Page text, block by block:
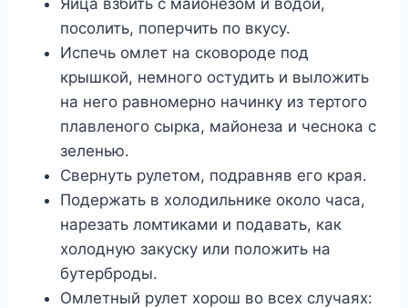
посолить, поперчить по вкусу.
Испечь омлет на сковороде под
крышкой, немного остудить и выложить
на него равномерно начинку из тертого
плавленого сырка, майонеза и чеснока с
зеленью.
Свернуть рулетом, подравняв его края.
Подержать в холодильнике около часа,
нарезать ломтиками и подавать, как
холодную закуску или положить на
бутерброды.
Омлетный рулет хорош во всех случаях: